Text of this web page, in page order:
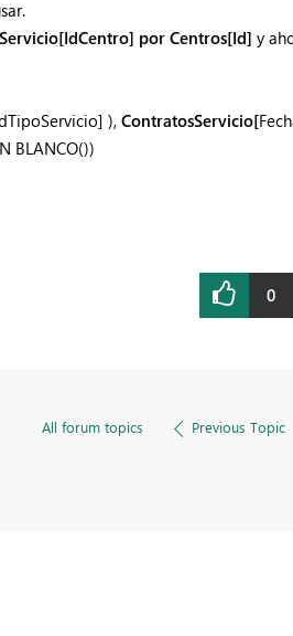
por Centros[Id] y
),ContratosServicio[
BLANCO())
0
All forum topics Previous Topic